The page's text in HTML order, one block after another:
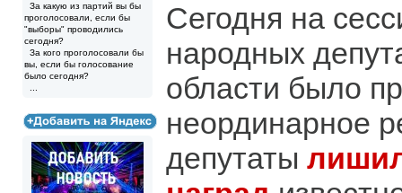
За какую из партий вы бы
проголосовали, если бы
"выборы" проводились
сегодня?
За кого проголосовали бы
вы, если бы голосование
было сегодня?
Сегодня на
народных
области было
неординарное
депутаты